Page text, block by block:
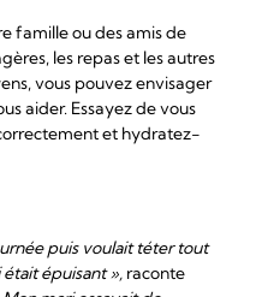
famille ou des amis de
les repas et les autres
vous pouvez envisager
aider. Essayez de vous
et hydratez-
puis voulait téter tout
épuisant », raconte